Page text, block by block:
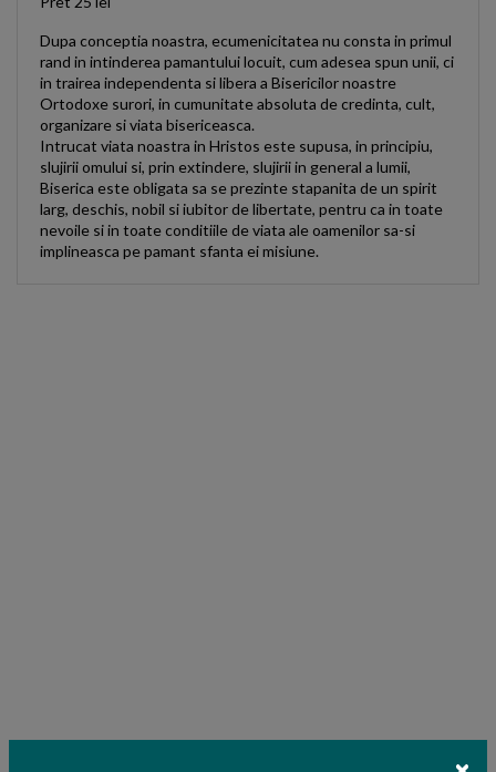
Dupa conceptia noastra, ecumenicitatea nu consta in primul
rand in intinderea pamantului locuit, cum adesea spun unii, ci
in trairea independenta si libera a Bisericilor noastre
Ortodoxe surori, in cumunitate absoluta de credinta, cult,
organizare si viata bisericeasca.
Intrucat viata noastra in Hristos este supusa, in principiu,
slujirii omului si, prin extindere, slujirii in general a lumii,
Biserica este obligata sa se prezinte stapanita de un spirit
larg, deschis, nobil si iubitor de libertate, pentru ca in toate
nevoile si in toate conditiile de viata ale oamenilor sa-si
implineasca pe pamant sfanta ei misiune.